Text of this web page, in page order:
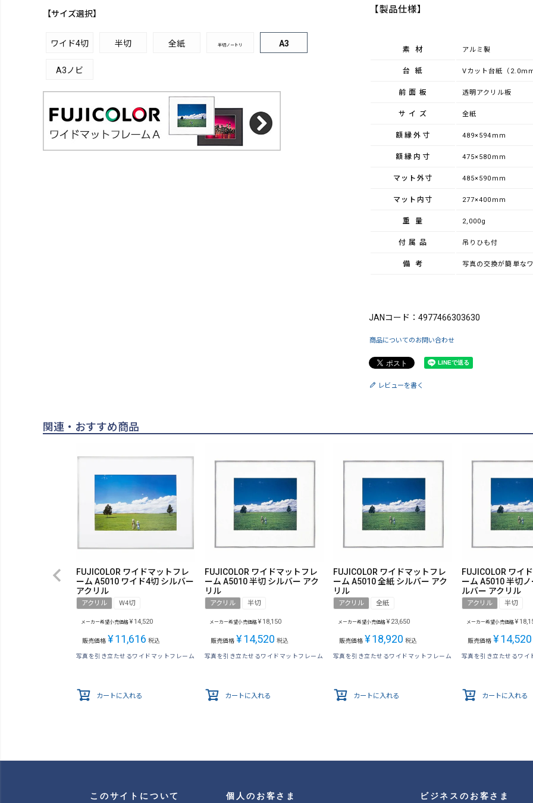
【サイズ選択】
ワイド4切 半切 全紙 半切ノートリ A3
A3ノビ
【製品仕様】
素材 アルミ製
台紙 Vカット台紙（2.0mm
前面板 透明アクリル板
サイズ 全紙
額縁外寸 489×594mm
額縁内寸 475×580mm
マット外寸 485×590mm
マット内寸 277×400mm
重量 2,000g
付属品 吊りひも付
備考 写真の交換が簡単な
JANコード：4977466303630
商品についてのお問い合わせ
レビューを書く
関連・おすすめ商品
FUJICOLOR ワイドマットフレ
ーム A5010 ワイド4切 シルバー
アクリル
アクリル W4切
メーカー希望小売価格 ¥ 14,520
販売価格 ¥11,616 税込
写真を引き立たせるワイドマットフレーム
カートに入れる
FUJICOLOR ワイドマットフレ
ーム A5010 半切 シルバー アク
リル
アクリル 半切
メーカー希望小売価格 ¥ 18,150
販売価格 ¥14,520 税込
写真を引き立たせるワイドマットフレーム
カートに入れる
FUJICOLOR ワイドマットフレ
ーム A5010 全紙 シルバー アク
リル
アクリル 全紙
メーカー希望小売価格 ¥ 23,650
販売価格 ¥18,920 税込
写真を引き立たせるワイドマットフレーム
カートに入れる
FUJICOLOR ワイ
ーム A5010 半切
ルバー アクリル
アクリル 半切
メーカー希望小売価格 ¥
販売価格 ¥14,520
写真を引き立たせるワイ
カートに入れる
このサイトについて 個人のお客さま ビジネスのお客さま